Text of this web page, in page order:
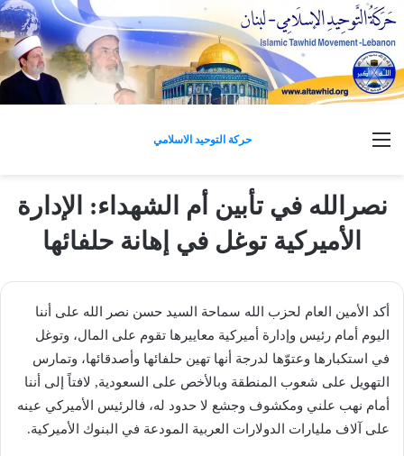
حركة التوحيد الاسلامي
نصرالله في تأبين أم الشهداء: الإدارة
الأميركية توغل في إهانة حلفائها
أكد الأمين العام لحزب الله سماحة السيد حسن نصر الله على أننا
اليوم أمام رئيس وإدارة أميركية معاييرها تقوم على المال، وتوغل
في استكبارها وعتوّها لدرجة أنها تهين حلفائها وأصدقائها، وتمارس
التهويل على شعوب المنطقة وبالأخص على السعودية, لافتاً إلى أننا
أمام نهب علني ومكشوف وجشع لا حدود له، فالرئيس الأميركي عينه
على آلاف مليارات الدولارات العربية المودعة في البنوك الأميركية.